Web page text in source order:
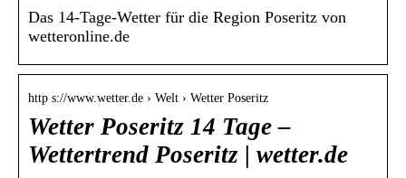
Das 14-Tage-Wetter für die Region Poseritz von
wetteronline.de
http s://www.wetter.de › Welt › Wetter Poseritz
Wetter Poseritz 14 Tage –
Wettertrend Poseritz | wetter.de